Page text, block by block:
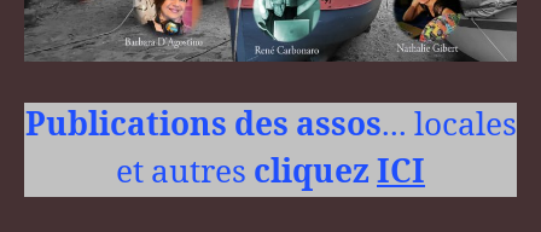
Publications des assos... locales
et autres cliquez ICI